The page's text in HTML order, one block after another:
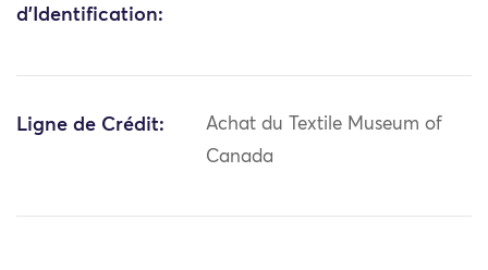
d'Identification:
Ligne de Crédit:
Achat du Textile Museum of
Canada